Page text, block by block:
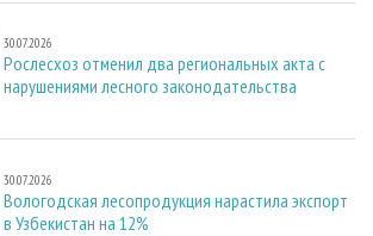
30.07.2026
Рослесхоз отменил два региональных акта с
нарушениями лесного законодательства
30.07.2026
Вологодская лесопродукция нарастила экспорт
в Узбекистан на 12%